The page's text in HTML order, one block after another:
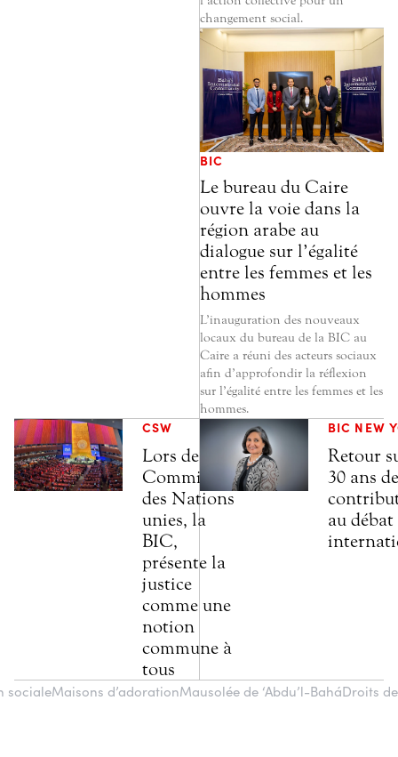
changement social.
BIC
Le bureau du Caire
ouvre la voie dans la
région arabe au
dialogue sur l’égalité
entre les femmes et les
hommes
L’inauguration des nouveaux
locaux du bureau de la BIC au
Caire a réuni des acteurs sociaux
afin d’approfondir la réflexion
sur l’égalité entre les femmes et les
hommes.
CSW
Lors de la
Commission
des Nations
unies, la
BIC,
présente la
justice
comme une
notion
commune à
tous
BIC NEW
Retour
30 ans de
au débat
socialeMaisons d’adorationMausolée de ‘Abdu’l-BaháDroits